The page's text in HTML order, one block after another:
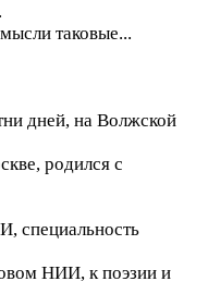
таковые...
дней, на Волжской
родился с
специальность
НИИ, к поэзии и